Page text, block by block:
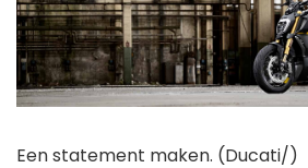
Een statement maken. (Ducati/)